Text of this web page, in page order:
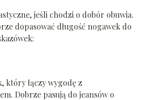
jeśli chodzi o dobór obuwia.
dopasować długość nogawek do
który łączy wygodę z
Dobrze pasują do jeansów o